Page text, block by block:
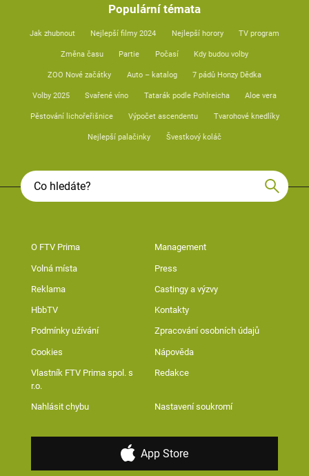
Populární témata
Jak zhubnout Nejlepší filmy 2024 Nejlepší horory TV program
Změna času Partie Počasí Kdy budou volby
ZOO Nové začátky Auto – katalog 7 pádů Honzy Dědka
Volby 2025 Svařené víno Tatarák podle Pohlreicha Aloe vera
Pěstování lichořeřišnice Výpočet ascendentu Tvarohové knedlíky
Nejlepší palačinky Švestkový koláč
O FTV Prima Management
Volná místa Press
Reklama Castingy a výzvy
HbbTV Kontakty
Podmínky užívání Zpracování osobních údajů
Cookies Nápověda
Vlastník FTV Prima spol. s
r.o.
Redakce
Nahlásit chybu Nastavení soukromí
App Store